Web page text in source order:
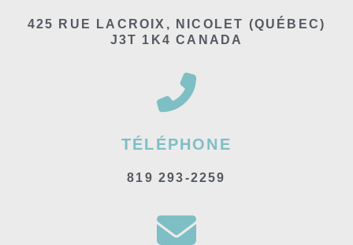
425 RUE LACROIX, NICOLET (QUÉBEC)
J3T 1K4 CANADA
TÉLÉPHONE
819 293-2259